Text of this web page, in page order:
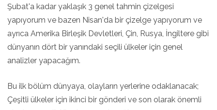
Şubat'a kadar yaklaşık 3 genel tahmin çizelgesi
yapıyorum ve bazen Nisan'da bir çizelge yapıyorum ve
ayrıca Amerika Birleşik Devletleri, Çin, Rusya, İngiltere gibi
dünyanın dört bir yanındaki seçili ülkeler için genel
analizler yapacağım.
Bu ilk bölüm dünyaya, olayların yerlerine odaklanacak;
Çeşitli ülkeler için ikinci bir gönderi ve son olarak önemli